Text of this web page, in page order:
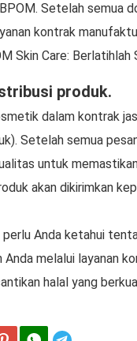
Setelah semua
kontrak
Skin Care:
produk.
dalam kontrak
Setelah semua
untuk
akan dikirimkan
Anda ketahui
melalui layanan
halal yang